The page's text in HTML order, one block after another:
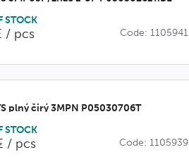
STOCK
/ pcs Code: 1105941
plný čirý 3MPN P05030706T
STOCK
/ pcs Code: 1105939